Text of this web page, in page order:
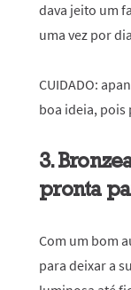
dava jeito um
uma vez por
CUIDADO:
boa ideia, pois
3.
pronta
Com um bom
para deixar a